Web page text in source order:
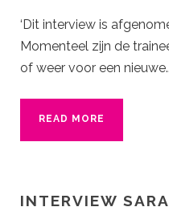
‘Dit interview is
Momenteel zijn de
of weer voor een
READ MORE
INTERVIEW